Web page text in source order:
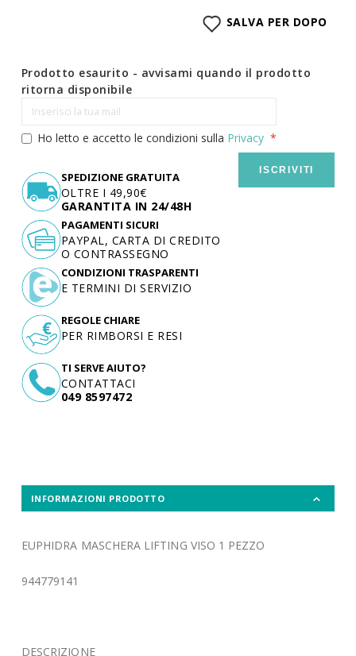
SALVA PER DOPO
Prodotto esaurito - avvisami quando il prodotto
ritorna disponibile
Ho letto e accetto le condizioni sulla Privacy
ISCRIVITI
SPEDIZIONE GRATUITA
OLTRE I 49,90€
GARANTITA IN 24/48H
TI SERVE AIUTO?
CONTATTACI
049 8597472
PAGAMENTI SICURI
PAYPAL, CARTA DI CREDITO
O CONTRASSEGNO
CONDIZIONI TRASPARENTI
E TERMINI DI SERVIZIO
REGOLE CHIARE
PER RIMBORSI E RESI
INFORMAZIONI PRODOTTO
EUPHIDRA MASCHERA LIFTING VISO 1 PEZZO
944779141
DESCRIZIONE